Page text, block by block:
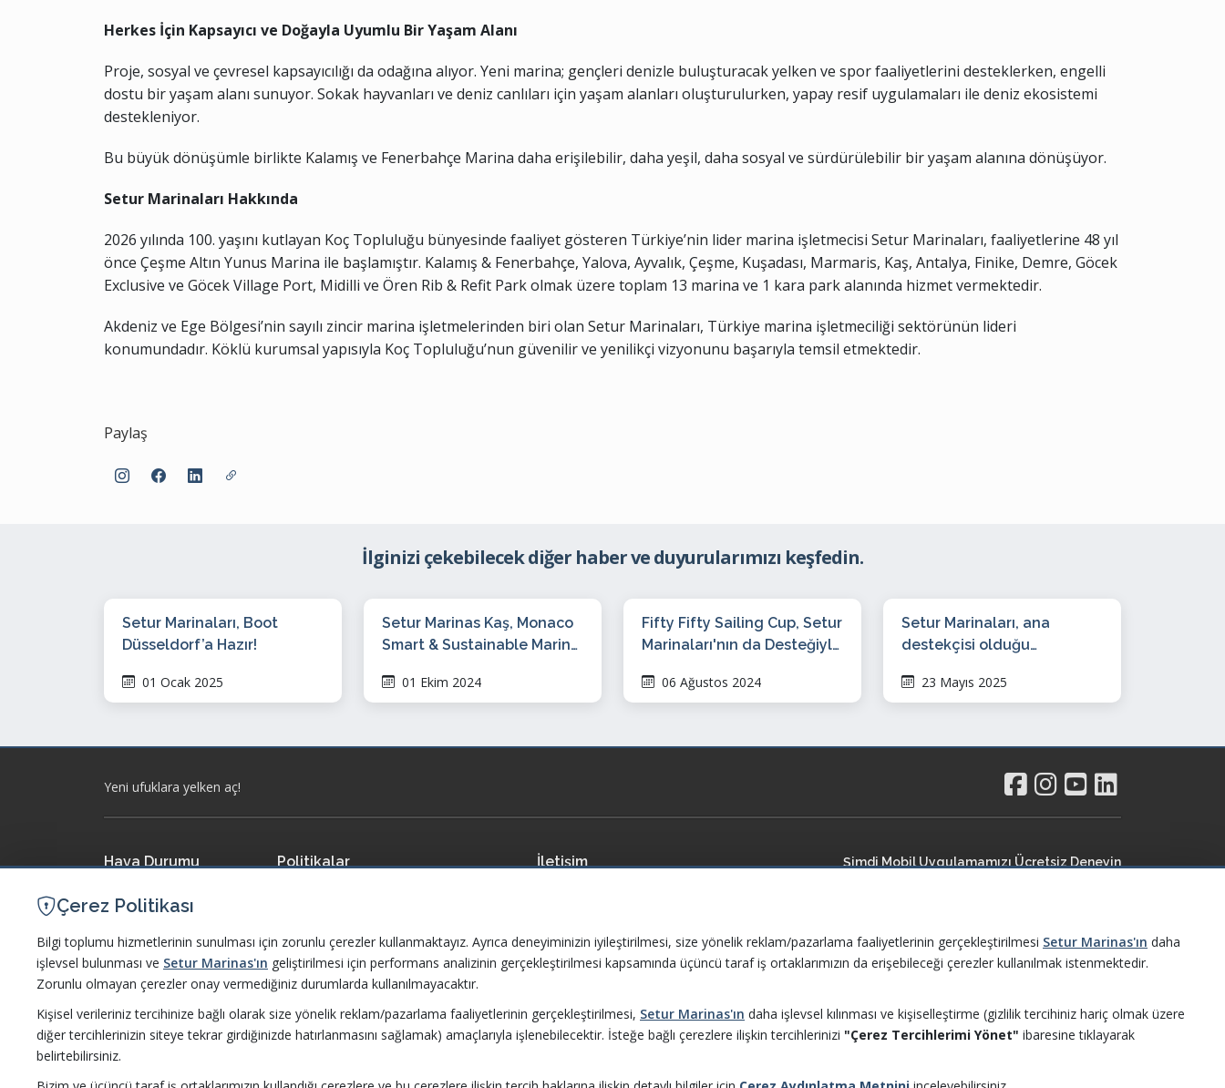
Herkes İçin Kapsayıcı ve Doğayla Uyumlu Bir Yaşam Alanı
Proje, sosyal ve çevresel kapsayıcılığı da odağına alıyor. Yeni marina; gençleri denizle buluşturacak yelken ve spor faaliyetlerini desteklerken, engelli
dostu bir yaşam alanı sunuyor. Sokak hayvanları ve deniz canlıları için yaşam alanları oluşturulurken, yapay resif uygulamaları ile deniz ekosistemi
destekleniyor.
Bu büyük dönüşümle birlikte Kalamış ve Fenerbahçe Marina daha erişilebilir, daha yeşil, daha sosyal ve sürdürülebilir bir yaşam alanına dönüşüyor.
Setur Marinaları Hakkında
2026 yılında 100. yaşını kutlayan Koç Topluluğu bünyesinde faaliyet gösteren Türkiye’nin lider marina işletmecisi Setur Marinaları, faaliyetlerine 48 yıl
önce Çeşme Altın Yunus Marina ile başlamıştır. Kalamış & Fenerbahçe, Yalova, Ayvalık, Çeşme, Kuşadası, Marmaris, Kaş, Antalya, Finike, Demre, Göcek
Exclusive ve Göcek Village Port, Midilli ve Ören Rib & Refit Park olmak üzere toplam 13 marina ve 1 kara park alanında hizmet vermektedir.
Akdeniz ve Ege Bölgesi’nin sayılı zincir marina işletmelerinden biri olan Setur Marinaları, Türkiye marina işletmeciliği sektörünün lideri
konumundadır. Köklü kurumsal yapısıyla Koç Topluluğu’nun güvenilir ve yenilikçi vizyonunu başarıyla temsil etmektedir.
Paylaş
İlginizi çekebilecek diğer haber ve duyurularımızı keşfedin.
Setur Marinaları, Boot
Düsseldorf’a Hazır!
01 Ocak 2025
Setur Marinas Kaş, Monaco
Smart & Sustainable Marina
Coeur kategorisinde “Jury’s
01 Ekim 2024
Fifty Fifty Sailing Cup, Setur
Marinaları'nın da Desteğiyle
Açıyor
06 Ağustos 2024
Setur Marinaları, ana
destekçisi olduğu
AquaChallenge Yüzme
23 Mayıs 2025
Yeni ufuklara yelken aç!
Hava Durumu
Meteoroloji
Accuweather
WindGuru
Politikalar
Bilgi Toplumu Hizmetleri
Etik İlkeler ve Uyum Politikaları
İşletme Yönetmeliği
Kişisel Verilerin Korunması
İletişim
Sıkça Sorulan Sorular
Şimdi Mobil Uygulamamızı Ücretsiz Deneyin
Çerez Politikası
Bilgi toplumu hizmetlerinin sunulması için zorunlu çerezler kullanmaktayız. Ayrıca deneyiminizin iyileştirilmesi, size yönelik reklam/pazarlama faaliyetlerinin gerçekleştirilmesi Setur Marinas'ın daha
işlevsel bulunması ve Setur Marinas'ın geliştirilmesi için performans analizinin gerçekleştirilmesi kapsamında üçüncü taraf iş ortaklarımızın da erişebileceği çerezler kullanılmak istenmektedir.
Zorunlu olmayan çerezler onay vermediğiniz durumlarda kullanılmayacaktır.
Kişisel verileriniz tercihinize bağlı olarak size yönelik reklam/pazarlama faaliyetlerinin gerçekleştirilmesi, Setur Marinas'ın daha işlevsel kılınması ve kişiselleştirme (gizlilik tercihiniz hariç olmak üzere
diğer tercihlerinizin siteye tekrar girdiğinizde hatırlanmasını sağlamak) amaçlarıyla işlenebilecektir. İsteğe bağlı çerezlere ilişkin tercihlerinizi "Çerez Tercihlerimi Yönet" ibaresine tıklayarak
belirtebilirsiniz.